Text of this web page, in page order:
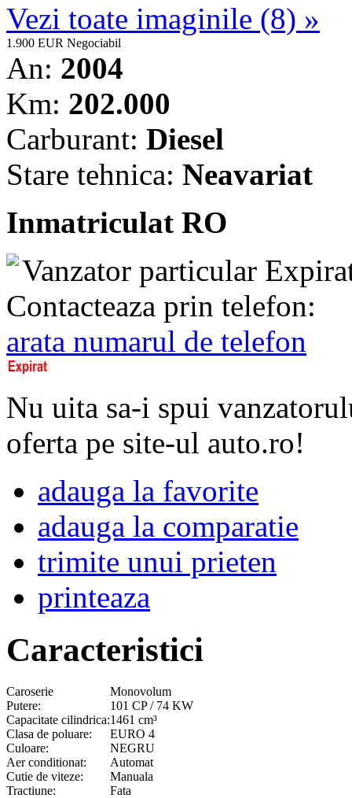
Vezi toate imaginile (8) »
1.900 EUR Negociabil
An: 2004
Km: 202.000
Carburant: Diesel
Stare tehnica: Neavariat
Inmatriculat RO
Vanzator particular
Contacteaza prin telefon:
arata numarul de telefon
Nu uita sa-i spui
oferta pe site-ul auto.ro!
adauga la favorite
adauga la comparatie
trimite unui prieten
printeaza
Caracteristici
Caroserie
Monovolum
Putere:
101 CP / 74 KW
Capacitate cilindrica:1461 cm³
Clasa de poluare:
EURO 4
Culoare:
NEGRU
Aer conditionat:
Automat
Cutie de viteze:
Manuala
Tractiune:
Fata